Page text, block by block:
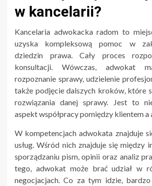
w kancelarii?
Kancelaria adwokacka radom to
uzyska kompleksową pomoc w
dziedzin prawa. Cały proces
konsultacji. Wówczas, adwokat
rozpoznanie sprawy, udzielenie
także podjęcie dalszych kroków, które
rozwiązania danej sprawy. Jest to
aspekt współpracy pomiędzy klientem a
W kompetencjach adwokata znajduje
usług. Wśród nich znajduje się między
sporządzaniu pism, opinii oraz analiz
tego, adwokat może brać udział w
negocjacjach. Co za tym idzie, bardzo